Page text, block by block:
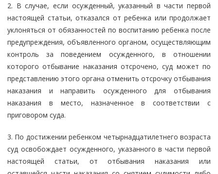
2. В случае, если осужденный, указанный в части первой
настоящей статьи, отказался от ребенка или продолжает
уклоняться от обязанностей по воспитанию ребенка после
предупреждения, объявленного органом, осуществляющим
контроль за поведением осужденного, в отношении
которого отбывание наказания отсрочено, суд может по
представлению этого органа отменить отсрочку отбывания
наказания и направить осужденного для отбывания
наказания в место, назначенное в соответствии с
приговором суда.
3. По достижении ребенком четырнадцатилетнего возраста
суд освобождает осужденного, указанного в части первой
настоящей статьи, от отбывания наказания или